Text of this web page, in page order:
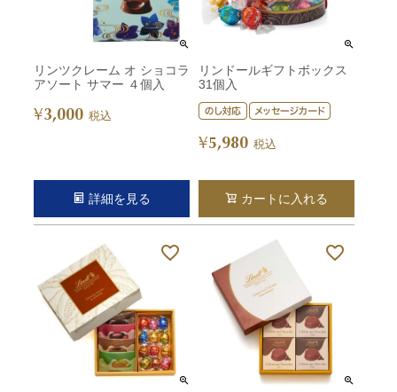
リンツクレーム オ ショコラ
アソート サマー ４個入
¥3,000 税込
詳細を見る
リンドールギフトボックス
31個入
¥5,980 税込
カートに入れる